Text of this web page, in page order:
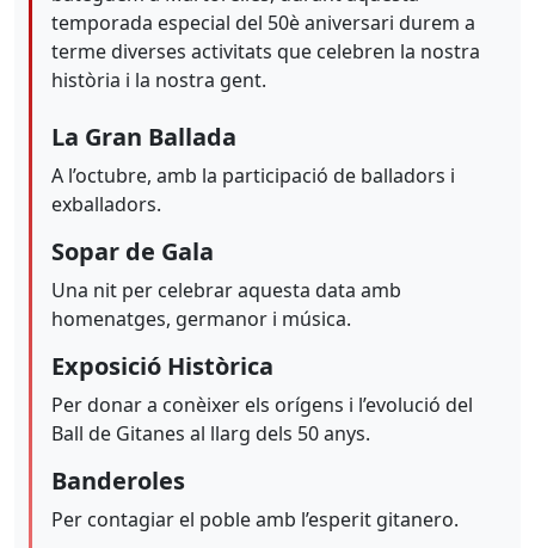
temporada especial del 50è aniversari durem a
terme diverses activitats que celebren la nostra
història i la nostra gent.
La Gran Ballada
A l’octubre, amb la participació de balladors i
exballadors.
Sopar de Gala
Una nit per celebrar aquesta data amb
homenatges, germanor i música.
Exposició Històrica
Per donar a conèixer els orígens i l’evolució del
Ball de Gitanes al llarg dels 50 anys.
Banderoles
Per contagiar el poble amb l’esperit gitanero.